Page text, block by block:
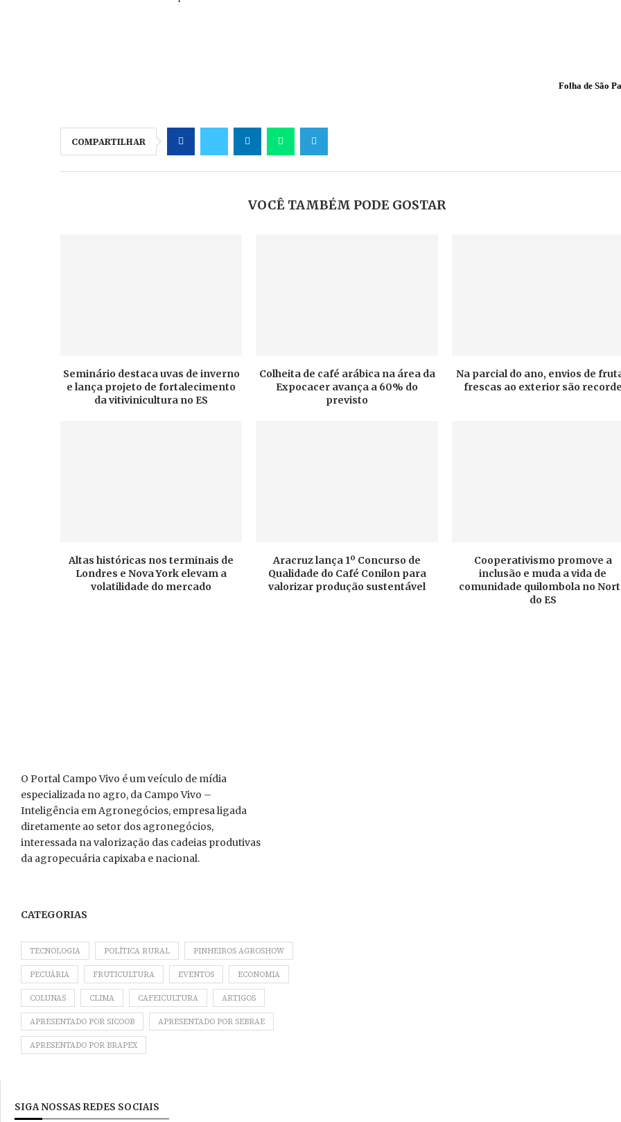
Folha de São
COMPARTILHAR
VOCÊ TAMBÉM PODE GOSTAR
Seminário destaca uvas de inverno
e lança projeto de fortalecimento
da vitivinicultura no ES
Colheita de café arábica na área da
Expocacer avança a 60% do
previsto
Na parcial do ano, envios de
frescas ao exterior são
Altas históricas nos terminais de
Londres e Nova York elevam a
volatilidade do mercado
Aracruz lança 1º Concurso de
Qualidade do Café Conilon para
valorizar produção sustentável
Cooperativismo promove a
inclusão e muda a vida de
comunidade quilombola no
do ES
O Portal Campo Vivo é um veículo de mídia
especializada no agro, da Campo Vivo –
Inteligência em Agronegócios, empresa ligada
diretamente ao setor dos agronegócios,
interessada na valorização das cadeias produtivas
da agropecuária capixaba e nacional.
CATEGORIAS
TECNOLOGIA POLÍTICA RURAL PINHEIROS AGROSHOW
PECUÁRIA FRUTICULTURA EVENTOS ECONOMIA
COLUNAS CLIMA CAFEICULTURA ARTIGOS
APRESENTADO POR SICOOB APRESENTADO POR SEBRAE
APRESENTADO POR BRAPEX
SIGA NOSSAS REDES SOCIAIS